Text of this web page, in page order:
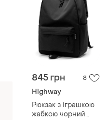
845 грн 8
Highway
Рюкзак з іграшкою
жабкою чорний